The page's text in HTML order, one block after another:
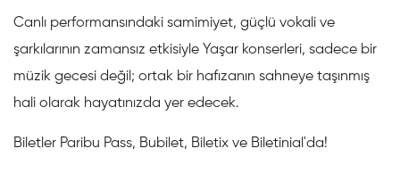
Canlı performansındaki samimiyet, güçlü vokali ve
şarkılarının zamansız etkisiyle Yaşar konserleri, sadece bir
müzik gecesi değil; ortak bir hafızanın sahneye taşınmış
hali olarak hayatınızda yer edecek.
Biletler Paribu Pass, Bubilet, Biletix ve Biletinial'da!